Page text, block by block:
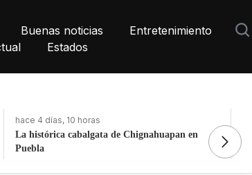
Buenas noticias
Entretenimiento
Estados
hace 4 días, 10 horas
Fortalece la economía circular; recupera 30
toneladas de residuos